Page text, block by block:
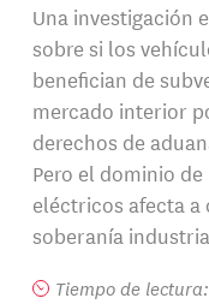
Una investigación
sobre si los
benefician de
mercado interior
derechos de
Pero el dominio
eléctricos afecta a
soberanía
Tiempo de